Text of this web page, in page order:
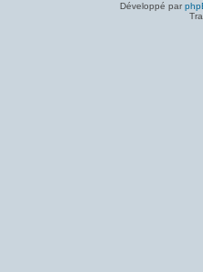
Développé par